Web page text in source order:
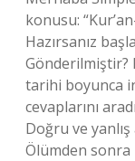
konusu:
Hazırsanız
Gönderilmiştir?
tarihi boyunca
cevaplarını
Doğru ve
Ölümden sonra